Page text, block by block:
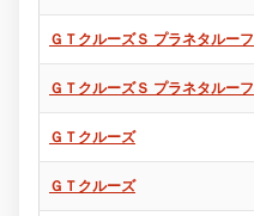
ＧＴクルーズＳ プラネタルーフ
ＧＴクルーズＳ プラネタルーフ
ＧＴクルーズ
ＧＴクルーズ